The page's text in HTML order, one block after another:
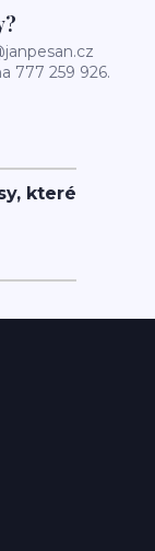
777 259 926.
které